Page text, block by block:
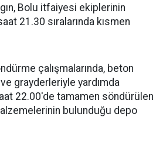
Bolu itfaiyesi ekiplerinin
21.30 sıralarında kısmen
çalışmalarında, beton
grayderleriyle yardımda
22.00'de tamamen söndürülen
bulunduğu depo